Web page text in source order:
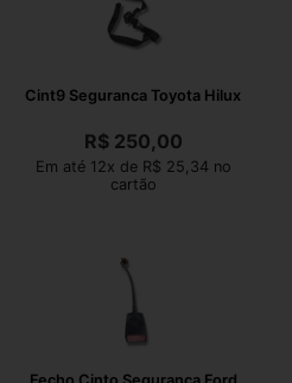
Cint9 Seguranca Toyota Hilux
R$250,00
Em até 12x de R$ 25,34 no
cartão